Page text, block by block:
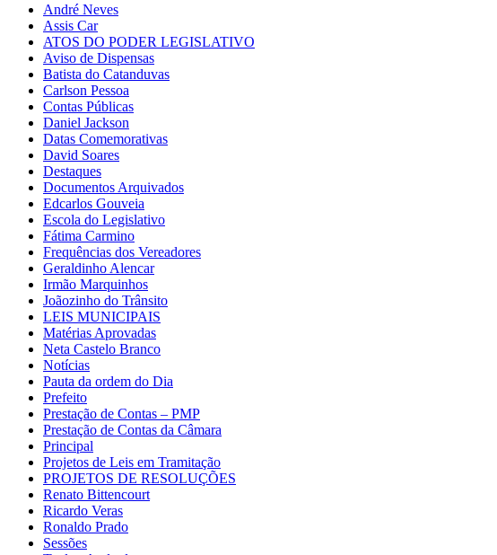
André Neves
Assis Car
ATOS DO PODER LEGISLATIVO
Aviso de Dispensas
Batista do Catanduvas
Carlson Pessoa
Contas Públicas
Daniel Jackson
Datas Comemorativas
David Soares
Destaques
Documentos Arquivados
Edcarlos Gouveia
Escola do Legislativo
Fátima Carmino
Frequências dos Vereadores
Geraldinho Alencar
Irmão Marquinhos
Joãozinho do Trânsito
LEIS MUNICIPAIS
Matérias Aprovadas
Neta Castelo Branco
Notícias
Pauta da ordem do Dia
Prefeito
Prestação de Contas – PMP
Prestação de Contas da Câmara
Principal
Projetos de Leis em Tramitação
PROJETOS DE RESOLUÇÕES
Renato Bittencourt
Ricardo Veras
Ronaldo Prado
Sessões